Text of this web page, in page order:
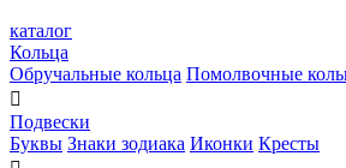
каталог
Кольца
Обручальные кольца Помолвочные

Подвески
Буквы Знаки зодиака Иконки Кресты